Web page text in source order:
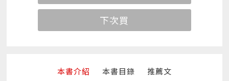
下次買
本書介紹 本書目錄 推薦文